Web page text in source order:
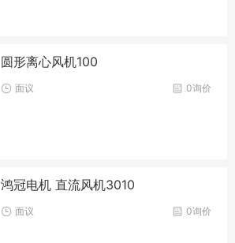
圆形离心风机100
0询价
面议
鸿冠电机 直流风机3010
0询价
面议